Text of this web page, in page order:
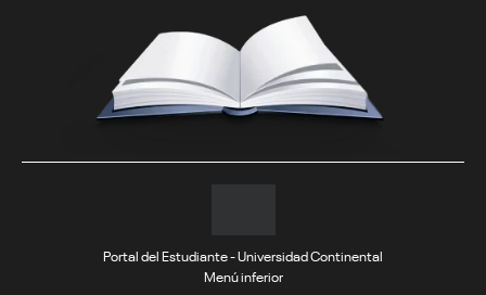
Portal del Estudiante - Universidad Continental
Menú inferior